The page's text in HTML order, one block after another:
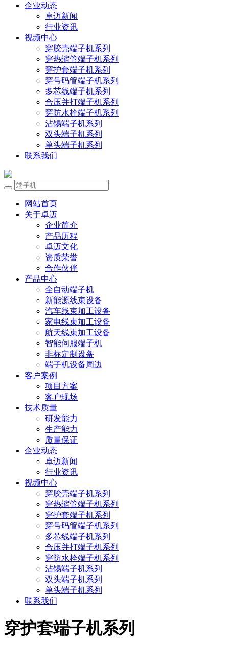
企业动态
卓迈新闻
行业资讯
视频中心
穿胶壳端子机系列
穿热缩管端子机系列
穿护套端子机系列
穿号码管端子机系列
多芯线端子机系列
合压并打端子机系列
穿防水栓端子机系列
沾锡端子机系列
双头端子机系列
单头端子机系列
联系我们
网站首页
关于卓迈
企业简介
产品历程
卓迈文化
资质荣誉
合作伙伴
产品中心
全自动端子机
新能源线束设备
汽车线束加工设备
家电线束加工设备
航天线束加工设备
智能伺服端子机
非标定制设备
端子机设备周边
客户案例
项目方案
客户现场
技术质量
研发能力
生产能力
质量保证
企业动态
卓迈新闻
行业资讯
视频中心
穿胶壳端子机系列
穿热缩管端子机系列
穿护套端子机系列
穿号码管端子机系列
多芯线端子机系列
合压并打端子机系列
穿防水栓端子机系列
沾锡端子机系列
双头端子机系列
单头端子机系列
联系我们
穿护套端子机系列